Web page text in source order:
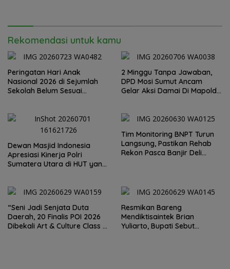
Rekomendasi untuk kamu
Peringatan Hari Anak
Nasional 2026 di Sejumlah
Sekolah Belum Sesuai
2 Minggu Tanpa Jawaban,
DPD Mosi Sumut Ancam
Gelar Aksi Damai Di Mapolda
Sumut Irjen Whisnu
Dewan Masjid Indonesia
Apresiasi Kinerja Polri
Sumatera Utara di HUT yang
Tim Monitoring BNPT Turun
Langsung, Pastikan Rehab
Rekon Pasca Banjir Deli
“Seni Jadi Senjata Duta
Daerah, 20 Finalis POI 2026
Dibekali Art & Culture Class di
Resmikan Bareng
Mendiktisaintek Brian
Yuliarto, Bupati Sebut